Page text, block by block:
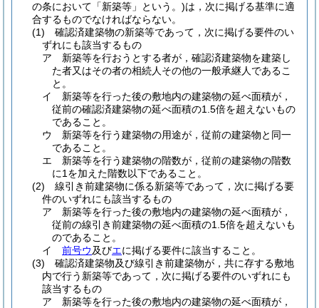
の条において「新築等」という。)は，次に掲げる基準に適
合するものでなければならない。
(1)
確認済建築物の新築等であって，次に掲げる要件のい
ずれにも該当するもの
ア
新築等を行おうとする者が，確認済建築物を建築し
た者又はその者の相続人その他の一般承継人であるこ
と。
イ
新築等を行った後の敷地内の建築物の延べ面積が，
従前の確認済建築物の延べ面積の1.5倍を超えないもの
であること。
ウ
新築等を行う建築物の用途が，従前の建築物と同一
であること。
エ
新築等を行う建築物の階数が，従前の建築物の階数
に1を加えた階数以下であること。
(2)
線引き前建築物に係る新築等であって，次に掲げる要
件のいずれにも該当するもの
ア
新築等を行った後の敷地内の建築物の延べ面積が，
従前の線引き前建築物の延べ面積の1.5倍を超えないも
のであること。
イ
前号ウ及びエに掲げる要件に該当すること。
(3)
確認済建築物及び線引き前建築物が，共に存する敷地
内で行う新築等であって，次に掲げる要件のいずれにも
該当するもの
ア
新築等を行った後の敷地内の建築物の延べ面積が，